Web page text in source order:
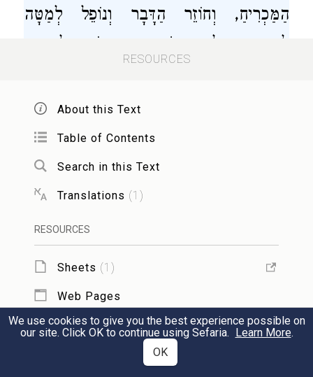
הַמַּכְרִיחַ, וְחוֹזֵר הַדָּבָר וְנוֹפֵל לְמַטָּה
לְהָאָרֶץ, כָּל מַה שֶּׁמִּתְקָרֵב יוֹתֵר לְמַטָּה,
מֵחֲמַת שֶׁמִּתְקָרֵב לְהַכֹּחַ הַמּוֹשֵׁךְ שֶׁל
הָאָרֶץ, עַל־כֵּן נוֹפֵל בִּמְהִירוּת יוֹתֵר לְמַטָּה.
י׳:כ״ה): וְצַדִּיק יְסוֹד עוֹלָם; וְכָל הַדְּבָרִים
עוֹמְדִים עָלָיו, וְיֵשׁ לוֹ כֹּחַ הַמּוֹשֵׁךְ,
כִּי זֶה הַצַּדִּיק הוּא רַק יָחִיד בָּעוֹלָם, שֶׁהוּא
RESOURCES
About this Text
Table of Contents
Search in this Text
Translations (1 )
RESOURCES
Sheets (1 )
Web Pages
TOOLS
We use cookies to give you the best experience possible on
our site. Click OK to continue using Sefaria. Learn More.
OK